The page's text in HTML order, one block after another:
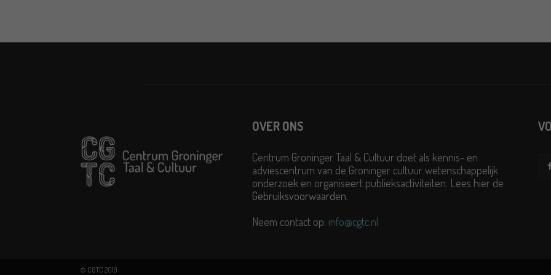
OVER ONS
Centrum Groninger Taal & Cultuur doet als kennis- en
adviescentrum van de Groninger cultuur wetenschappelijk
onderzoek en organiseert publieksactiviteiten. Lees hier de
Gebruiksvoorwaarden.
Neem contact op: info@cgtc.nl
© CGTC 2019